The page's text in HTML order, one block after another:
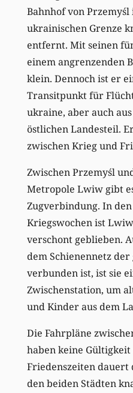
Bahnhof von
ukrainischen Grenze
entfernt. Mit seinen
einem angrenzenden
klein. Dennoch ist er
Transitpunkt für
ukraine, aber auch
östlichen Landesteil.
zwischen Krieg und
Zwischen Przemyśl
Metropole Lwiw gibt
Zugverbindung. In
Kriegswochen ist
verschont geblieben.
dem Schienennetz
verbunden ist, ist sie
Zwischenstation, um
und Kinder aus dem
Die Fahrpläne
haben keine
Friedenszeiten dauert
den ­beiden Städten